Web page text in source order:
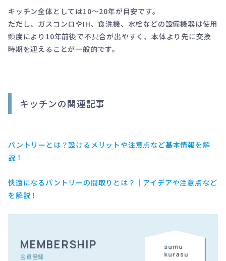
キッチン全体としては10～20年が目安です。
ただし、ガスコンロやIH、食洗機、水栓などの設備機器は使用
頻度により10年前後で不具合が出やすく、本体より先に交換
時期を迎えることが一般的です。
キッチンの関連記事
パントリーとは？設けるメリットや注意点など基本情報を解
説！
快適になるパントリーの間取りとは？｜アイデアや注意点など
を解説！
MEMBERSHIP
会員登録